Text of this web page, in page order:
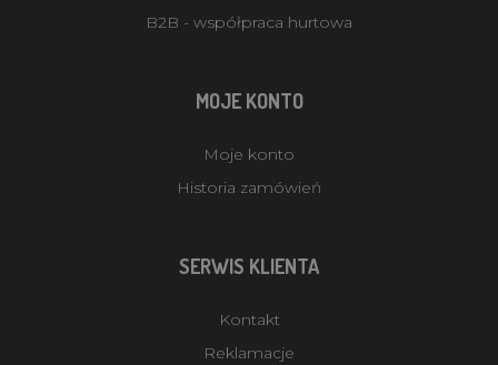
B2B - współpraca hurtowa
MOJE KONTO
Moje konto
Historia zamówień
SERWIS KLIENTA
Kontakt
Reklamacje